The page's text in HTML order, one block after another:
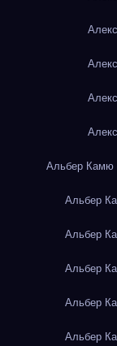
Альбер Камю
Альбер
Альбер
Альбер
Альбер
Альбер